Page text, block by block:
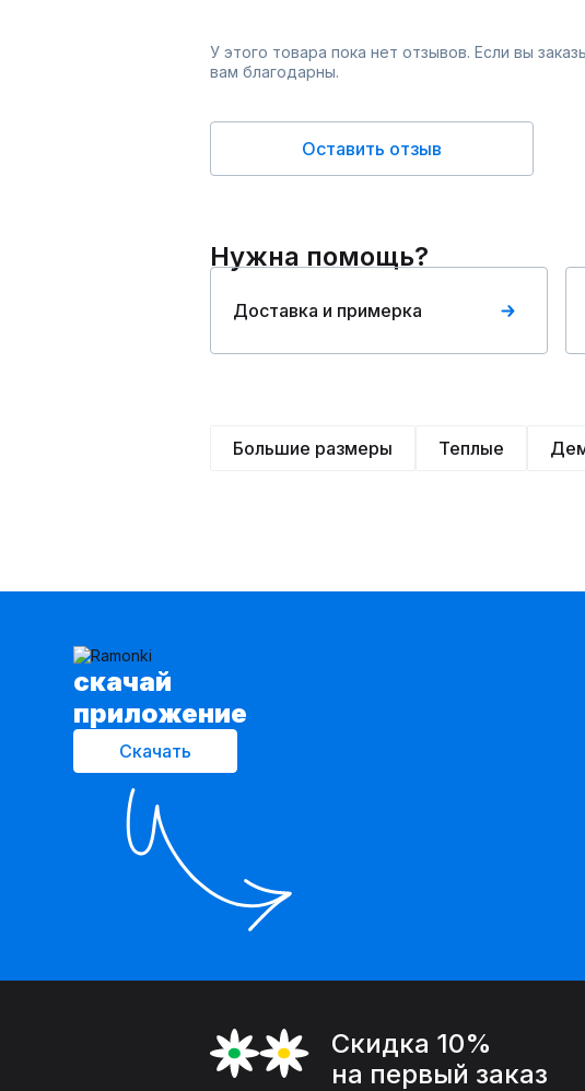
У этого товара пока нет отзывов. Если вы
вам благодарны.
Оставить отзыв
Нужна помощь?
Доставка и примерка
Большие размеры Теплые
cкачай
приложение
Скачать
Скидка 10%
на первый заказ